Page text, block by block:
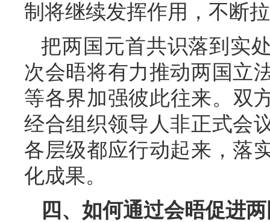
制将继续发挥作用，不断
把两国元首共识落到实
次会晤将有力推动两国立
等各界加强彼此往来。双
经合组织领导人非正式会
各层级都应行动起来，落
化成果。
四、如何通过会晤促进